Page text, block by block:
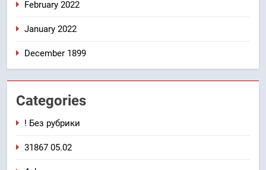
February 2022
January 2022
December 1899
Categories
! Без рубрики
31867 05.02